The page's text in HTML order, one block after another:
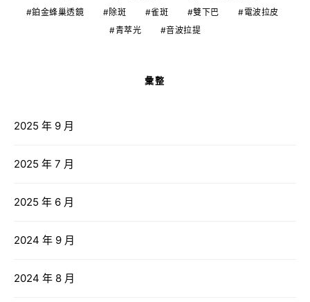
鉑金蜂巢透鏡
除斑 雀斑 雙下巴
電波拉皮
青萃光
音波拉提
彙整
2025 年 9 月
2025 年 7 月
2025 年 6 月
2024 年 9 月
2024 年 8 月